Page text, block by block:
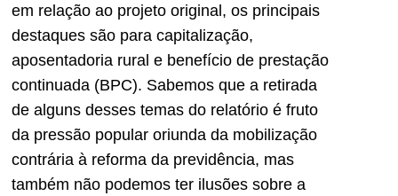
em relação ao projeto original, os principais
destaques são para capitalização,
aposentadoria rural e benefício de prestação
continuada (BPC). Sabemos que a retirada
de alguns desses temas do relatório é fruto
da pressão popular oriunda da mobilização
contrária à reforma da previdência, mas
também não podemos ter ilusões sobre a